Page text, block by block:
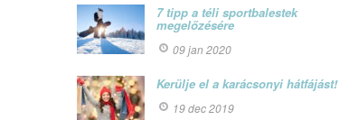
7 tipp a téli sportbalestek
megelőzésére
09 jan 2020
Kerülje el a karácsonyi hátfájást!
19 dec 2019